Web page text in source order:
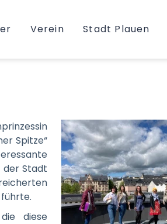
Verein Stadt Plauen
Spitze“
der Stadt
diese